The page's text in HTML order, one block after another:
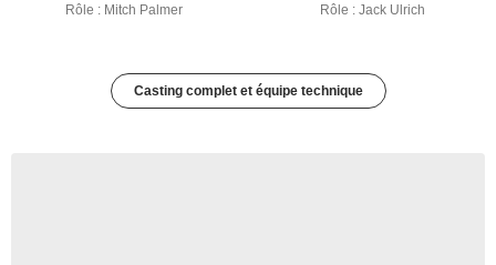
Rôle : Mitch Palmer Rôle : Jack Ulrich
Casting complet et équipe technique